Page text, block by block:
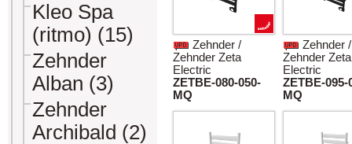
Kleo Spa
(ritmo) (15)
Zehnder
Alban (3)
Zehnder
Archibald (2)
Zehnder /
Zehnder Zeta
Electric
ZETBE-080-050-
MQ
Zehnder /
Zehnder Zeta
Electric
ZETBE-095-
MQ